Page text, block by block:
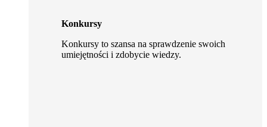
Konkursy
Konkursy to szansa na sprawdzenie swoich
umiejętności i zdobycie wiedzy.